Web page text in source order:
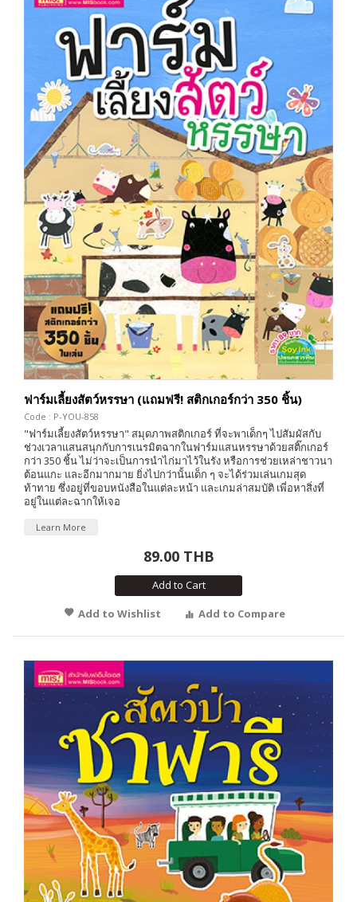
ฟาร์มเลี้ยงสัตว์หรรษา (แถมฟรี! สติกเกอร์กว่า 350 ชิ้น)
Code : P-YOU-858
"ฟาร์มเลี้ยงสัตว์หรรษา" สมุดภาพสติกเกอร์ ที่จะพาเด็กๆ ไปสัมผัสกับ
ช่วงเวลาแสนสนุกกับการเนรมิตฉากในฟาร์มแสนหรรษาด้วยสติ๊กเกอร์
กว่า 350 ชิ้น ไม่ว่าจะเป็นการนำไก่มาไว้ในรัง หรือการช่วยเหล่าชาวนา
ต้อนแกะ และอีกมากมาย ยิ่งไปกว่านั้นเด็ก ๆ จะได้ร่วมเล่นเกมสุด
ท้าทาย ซึ่งอยู่ที่ขอบหนังสือในแต่ละหน้า และเกมล่าสมบัติ เพี่อหาสิ่งที่
อยู่ในแต่ละฉากให้เจอ
Learn More
89.00 THB
Add to Cart
Add to Wishlist
Add to Compare